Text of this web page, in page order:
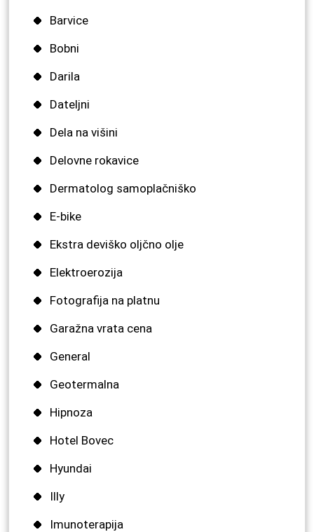
Barvice
Bobni
Darila
Dateljni
Dela na višini
Delovne rokavice
Dermatolog samoplačniško
E-bike
Ekstra deviško oljčno olje
Elektroerozija
Fotografija na platnu
Garažna vrata cena
General
Geotermalna
Hipnoza
Hotel Bovec
Hyundai
Illy
Imunoterapija